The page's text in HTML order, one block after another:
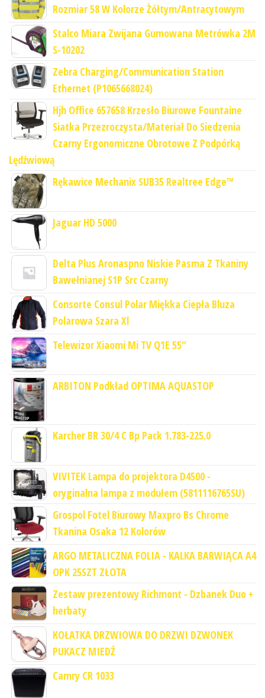
Rozmiar 58 W Kolorze Żółtym/Antracytowym
Stalco Miara Zwijana Gumowana Metrówka 2M
S-10202
Zebra Charging/Communication Station
Ethernet (P1065668024)
Hjh Office 657658 Krzesło Biurowe Fountaine
Siatka Przezroczysta/Materiał Do Siedzenia
Czarny Ergonomiczne Obrotowe Z Podpórką
Lędźwiową
Rękawice Mechanix SUB35 Realtree Edge™
Jaguar HD 5000
Delta Plus Aronaspno Niskie Pasma Z Tkaniny
Bawełnianej S1P Src Czarny
Consorte Consul Polar Miękka Ciepła Bluza
Polarowa Szara Xl
Telewizor Xiaomi Mi TV Q1E 55"
ARBITON Podkład OPTIMA AQUASTOP
Karcher BR 30/4 C Bp Pack 1.783-225.0
VIVITEK Lampa do projektora D4500 -
oryginalna lampa z modułem (5811116765SU)
Grospol Fotel Biurowy Maxpro Bs Chrome
Tkanina Osaka 12 Kolorów
ARGO METALICZNA FOLIA - KALKA BARWIĄCA A4
OPK 25SZT ZŁOTA
Zestaw prezentowy Richmont - Dzbanek Duo +
herbaty
KOŁATKA DRZWIOWA DO DRZWI DZWONEK
PUKACZ MIEDŹ
Camry CR 1033